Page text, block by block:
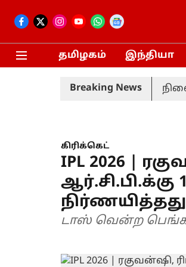
தமிழகம் இந்தியா
Breaking News
பரந்தூர் விமான நிலைய
கிரிக்கெட்
IPL 2026 |
டாஸ் வென்ற